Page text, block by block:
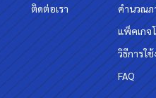
ติดต่อเรา
คำนวณภ
แพ็คเกจ
วิธีการใ
FAQ